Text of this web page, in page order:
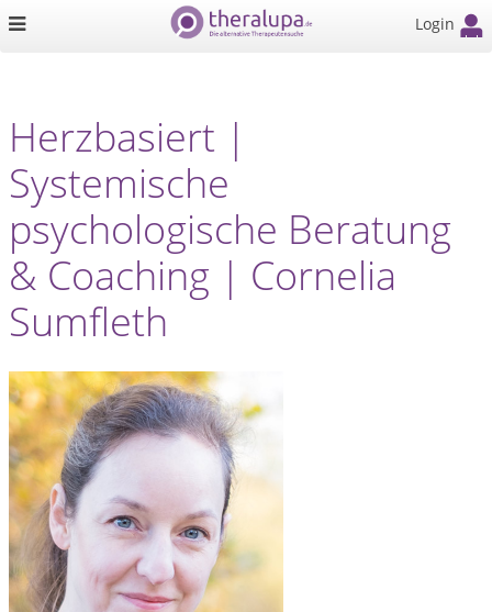
Login
Herzbasiert |
Systemische
psychologische Beratung
& Coaching | Cornelia
Sumfleth